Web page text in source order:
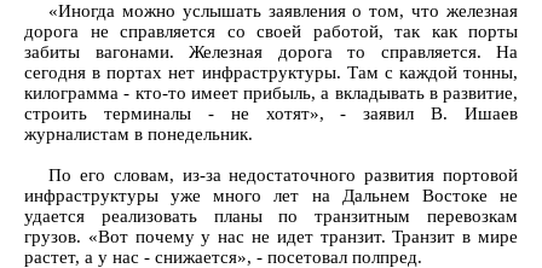
«Иногда можно услышать заявления о том, что железная
дорога не справляется со своей работой, так как порты
забиты вагонами. Железная дорога то справляется. На
сегодня в портах нет инфраструктуры. Там с каждой тонны,
килограмма - кто-то имеет прибыль, а вкладывать в развитие,
строить терминалы - не хотят», - заявил В. Ишаев
журналистам в понедельник.
По его словам, из-за недостаточного развития портовой
инфраструктуры уже много лет на Дальнем Востоке не
удается реализовать планы по транзитным перевозкам
грузов. «Вот почему у нас не идет транзит. Транзит в мире
растет, а у нас - снижается», - посетовал полпред.